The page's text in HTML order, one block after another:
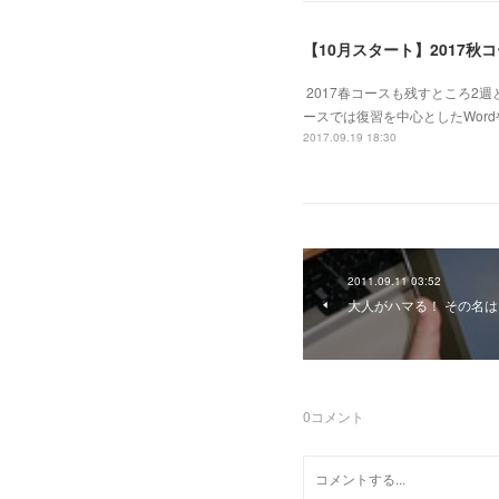
【10月スタート】2017秋
2017春コースも残すところ2週
ースでは復習を中心とした
2017.09.19 18:30
2011.09.11 03:52
大人がハマる！ その名
0コメント